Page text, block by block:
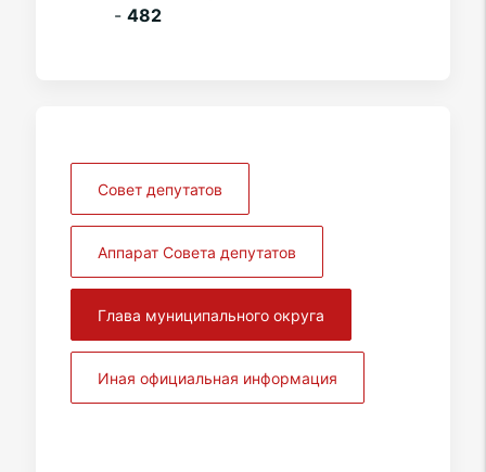
- 482
Совет депутатов
Аппарат Совета депутатов
Глава муниципального округа
Иная официальная информация